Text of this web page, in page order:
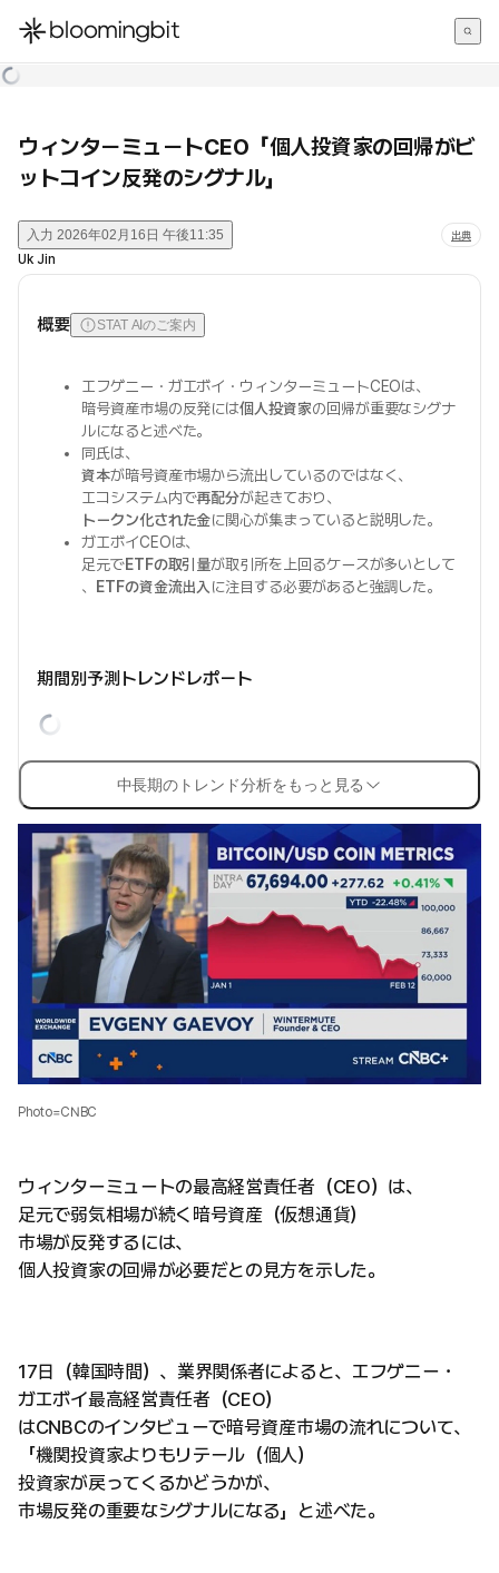
한국어
ウィンターミュートCEO「個人投資家の回帰がビ
ットコイン反発のシグナル」
入力 2026年02月16日 午後11:35 出典
Uk Jin
概要 STAT AIのご案内
エフゲニー・ガエボイ・ウィンターミュートCEOは、
暗号資産市場の反発には個人投資家の回帰が重要なシグナ
ルになると述べた。
同氏は、
資本が暗号資産市場から流出しているのではなく、
エコシステム内で再配分が起きており、
トークン化された金に関心が集まっていると説明した。
ガエボイCEOは、
足元でETFの取引量が取引所を上回るケースが多いとして
、
ETFの資金流出入 に注目する必要があると強調した。
期間別予測トレンドレポート
中長期のトレンド分析をもっと見る
Photo=CNBC
ウィンターミュートの最高経営責任者（CEO）は、
足元で弱気相場が続く暗号資産（仮想通貨）
市場が反発するには、
個人投資家の回帰が必要だとの見方を示した。
17日（韓国時間）、業界関係者によると、エフゲニー・
ガエボイ最高経営責任者（CEO）
はCNBCのインタビューで暗号資産市場の流れについて、
「機関投資家よりもリテール（個人）
投資家が戻ってくるかどうかが、
市場反発の重要なシグナルになる」と述べた。